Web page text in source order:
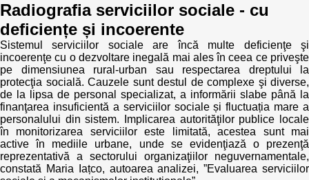
Radiografia serviciilor sociale - cu
deficiențe și incoerente
Sistemul serviciilor sociale are încă multe deficienţe şi
incoerenţe cu o dezvoltare inegală mai ales în ceea ce priveşte
pe dimensiunea rural-urban sau respectarea dreptului la
protecţia socială. Cauzele sunt destul de complexe şi diverse,
de la lipsa de personal specializat, a informării slabe până la
finanţarea insuficientă a serviciilor sociale și fluctuația mare a
personalului din sistem. Implicarea autorităţilor publice locale
în monitorizarea serviciilor este limitată, acestea sunt mai
active în mediile urbane, unde se evidenţiază o prezenţă
reprezentativă a sectorului organizaţiilor neguvernamentale,
constată Maria Iațco, autoarea analizei, ”Evaluarea serviciilor